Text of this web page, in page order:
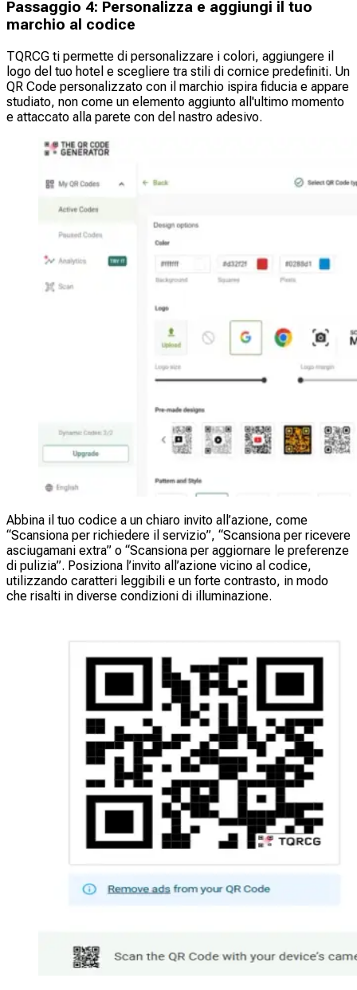
Passaggio 4: Personalizza e aggiungi il tuo
marchio al codice
TQRCG ti permette di personalizzare i colori, aggiungere il
logo del tuo hotel e scegliere tra stili di cornice predefiniti. Un
QR Code personalizzato con il marchio ispira fiducia e appare
studiato, non come un elemento aggiunto all'ultimo momento
e attaccato alla parete con del nastro adesivo.
Abbina il tuo codice a un chiaro invito all’azione, come
“Scansiona per richiedere il servizio”, “Scansiona per ricevere
asciugamani extra” o “Scansiona per aggiornare le preferenze
di pulizia”. Posiziona l’invito all’azione vicino al codice,
utilizzando caratteri leggibili e un forte contrasto, in modo
che risalti in diverse condizioni di illuminazione.